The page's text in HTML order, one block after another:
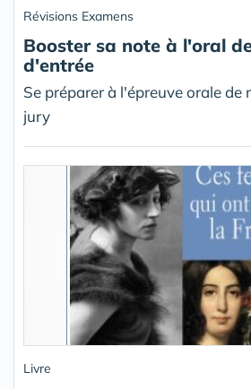
Révisions Examens
Booster sa note à l'oral
d'entrée
Se préparer à l'épreuve orale
jury
Livre